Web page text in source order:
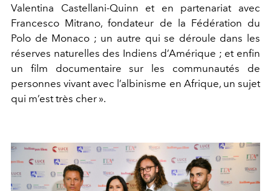
Valentina Castellani-Quinn et en partenariat avec
Francesco Mitrano, fondateur de la Fédération du
Polo de Monaco ; un autre qui se déroule dans les
réserves naturelles des Indiens d’Amérique ; et enfin
un film documentaire sur les communautés de
personnes vivant avec l’albinisme en Afrique, un sujet
qui m’est très cher ».